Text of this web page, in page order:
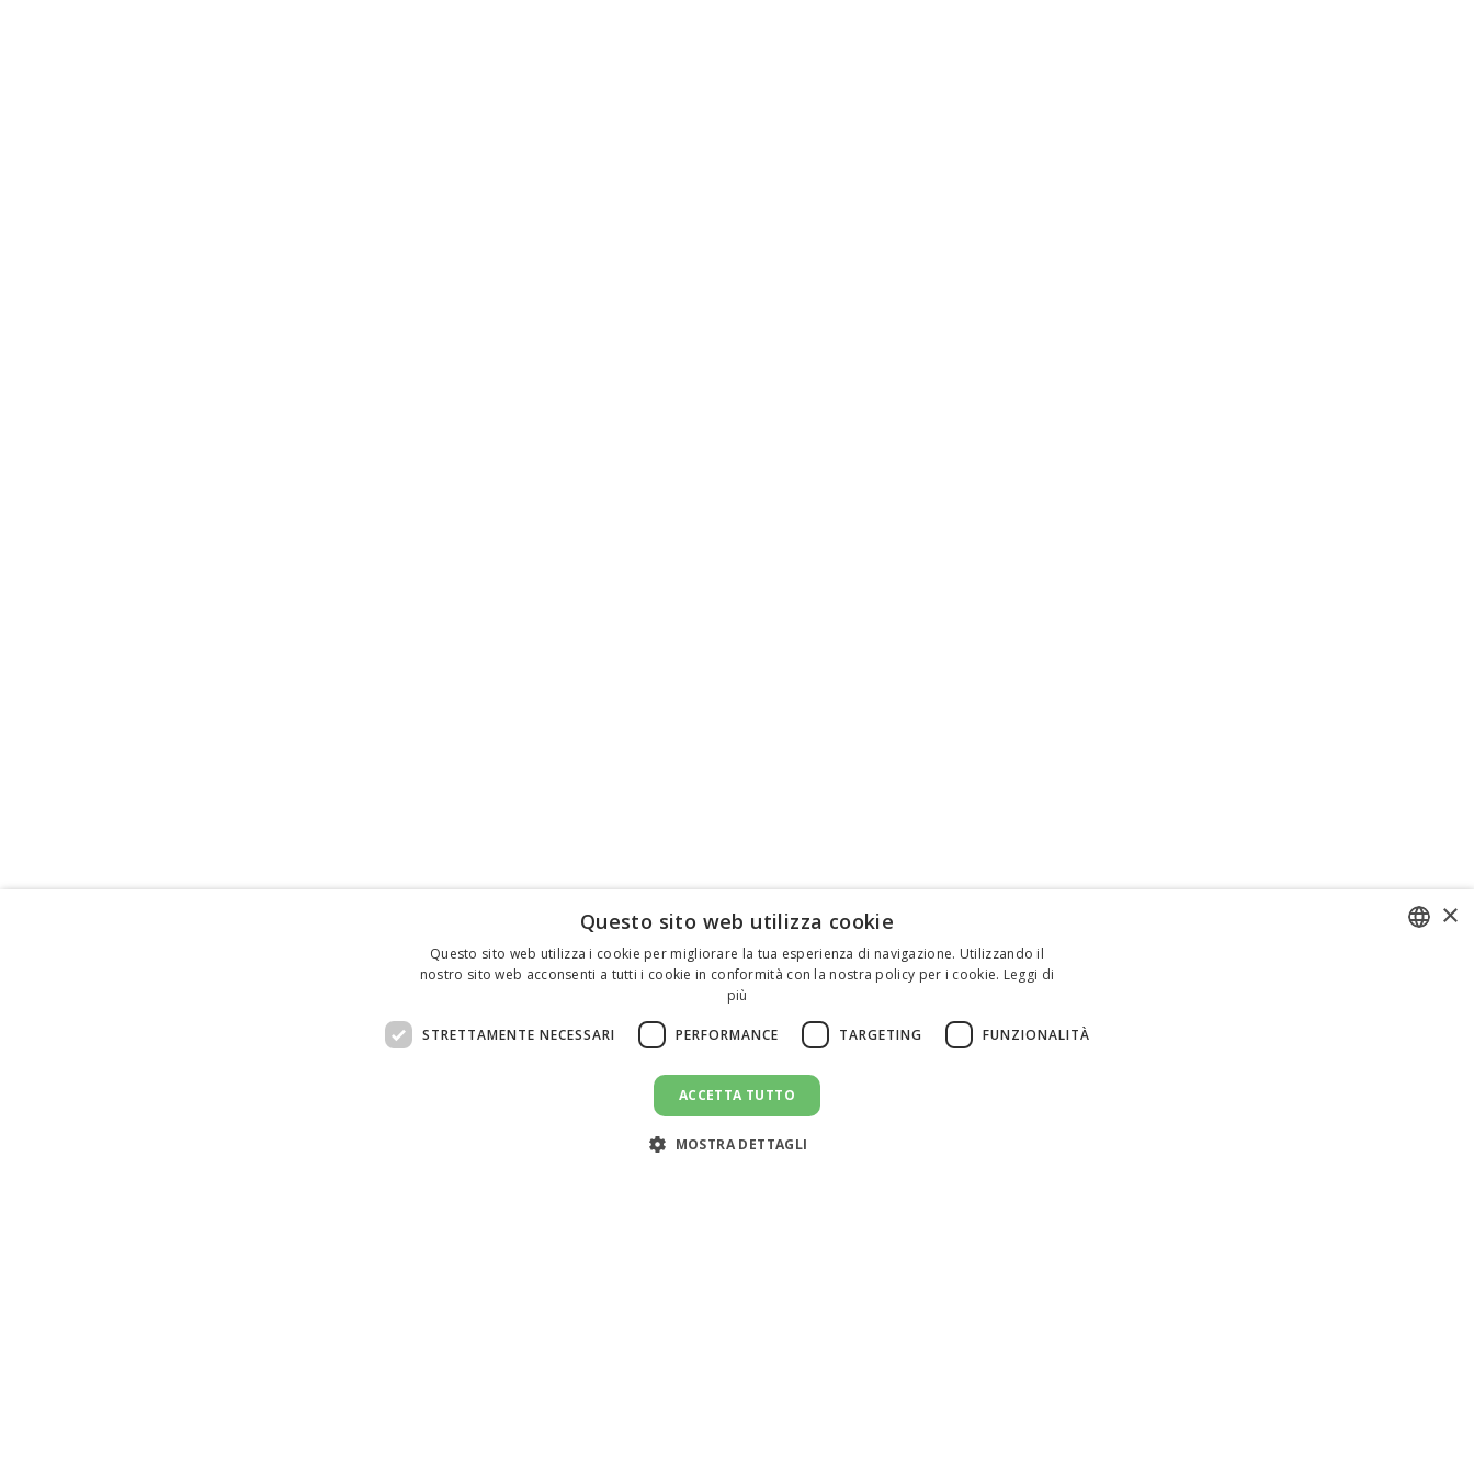
×
Questo sito web utilizza cookie
Questo sito web utilizza i cookie per migliorare la tua esperienza di navigazione. Utilizzando il
nostro sito web acconsenti a tutti i cookie in conformità con la nostra policy per i cookie. Leggi di
più
STRETTAMENTE NECESSARI PERFORMANCE TARGETING FUNZIONALITÀ
ACCETTA TUTTO
MOSTRA DETTAGLI